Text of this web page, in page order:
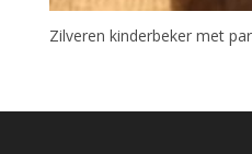
Zilveren kinderbeker met